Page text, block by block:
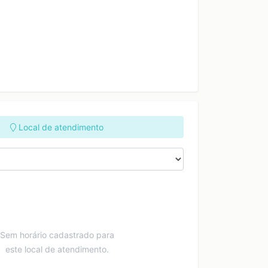
Local de atendimento
Sem horário cadastrado para
este local de atendimento.